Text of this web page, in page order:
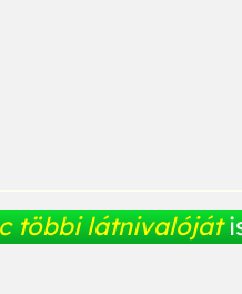
többi látnivalóját